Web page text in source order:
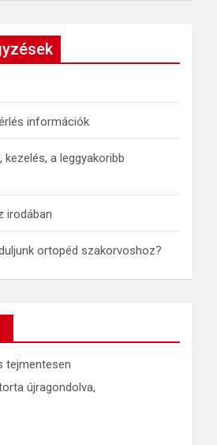
információk
a leggyakoribb
irodában
ortopéd szakorvoshoz?
tejmentesen
újragondolva,